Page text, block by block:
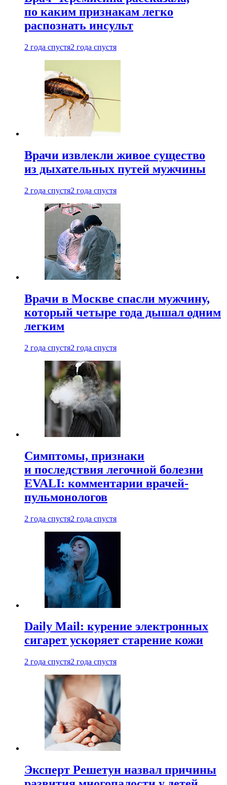
по каким признакам легко
распознать инсульт
2 года спустя2 года спустя
Врачи извлекли живое существо
из дыхательных путей мужчины
2 года спустя2 года спустя
Врачи в Москве спасли мужчину,
который четыре года дышал одним
легким
2 года спустя2 года спустя
Симптомы, признаки
и последствия легочной болезни
EVALI: комментарии врачей-
пульмонологов
2 года спустя2 года спустя
Daily Mail: курение электронных
сигарет ускоряет старение кожи
2 года спустя2 года спустя
Эксперт Решетун назвал причины